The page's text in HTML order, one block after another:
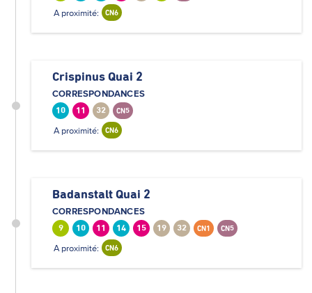
A proximité: CN6
Crispinus Quai 2
CORRESPONDANCES
10 11 32 CN5
A proximité: CN6
Badanstalt Quai 2
CORRESPONDANCES
9 10 11 14 15 19 32 CN1 CN5
A proximité: CN6